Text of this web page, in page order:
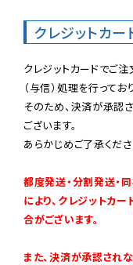
クレジットカ
クレジットカードでご
（与信）処理を行ってお
そのため、決済が承認
ございます。
あらかじめご了承くだ
都度発送・分割発送・
により、クレジットカ
合がございます。
また、決済が承認され